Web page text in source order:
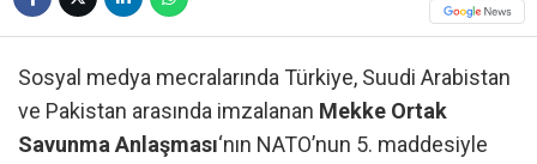
Sosyal medya mecralarında Türkiye, Suudi Arabistan
ve Pakistan arasında imzalanan Mekke Ortak
Savunma Anlaşması‘nın NATO’nun 5. maddesiyle